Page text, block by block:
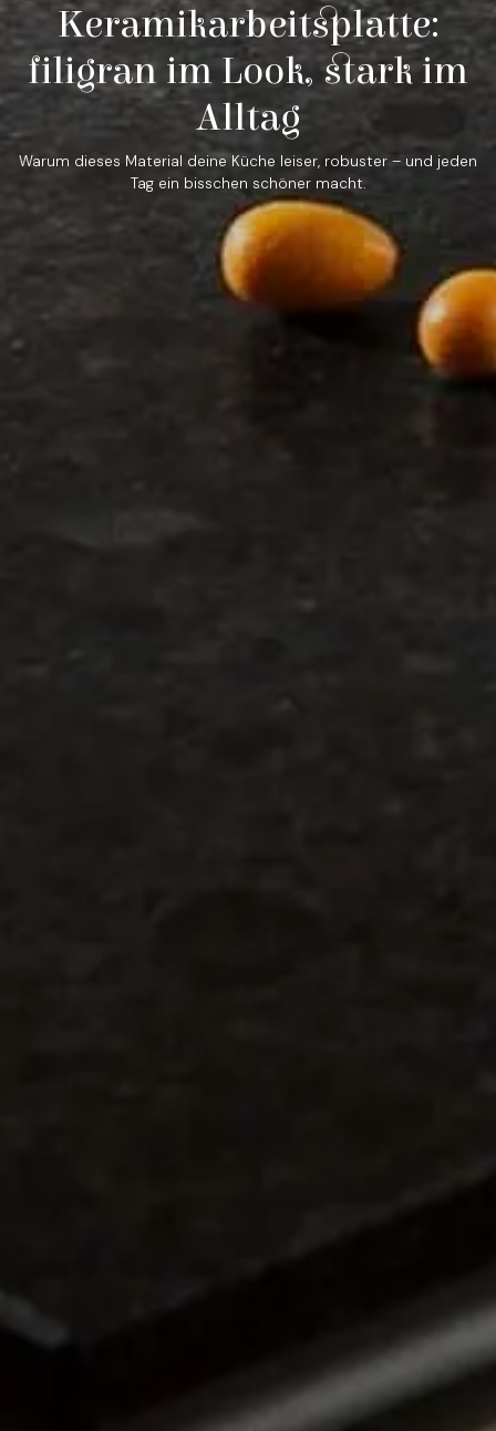
Keramikarbeitsplatte:
filigran im Look, stark im
Alltag
Warum dieses Material deine Küche leiser, robuster – und jeden
Tag ein bisschen schöner macht.